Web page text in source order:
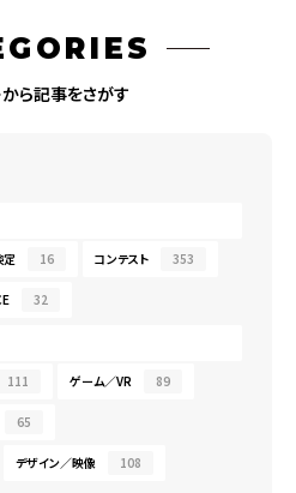
ら記事をさがす
定 16 コンテスト 353
32
111 ゲーム／VR 89
65
デザイン／映像 108